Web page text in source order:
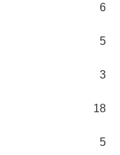
6
5
3
18
5